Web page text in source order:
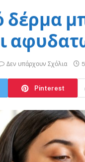
δέρμα
Δεν υπάρχουν Σχόλια
Pinterest